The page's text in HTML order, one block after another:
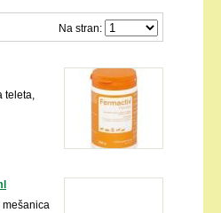
Na stran:
teleta,
mešanica